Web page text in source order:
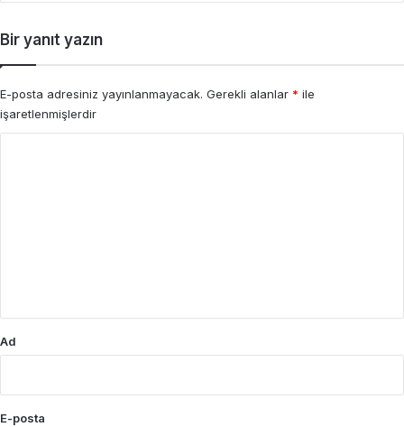
Bir yanıt yazın
E-posta adresiniz yayınlanmayacak. Gerekli alanlar * ile
işaretlenmişlerdir
Ad
E-posta